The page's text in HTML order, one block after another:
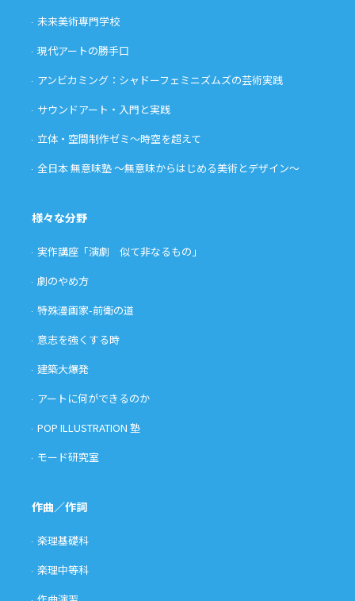
未来美術専門学校
現代アートの勝手口
アンビカミング：シャドーフェミニズムズの芸術実践
サウンドアート・入門と実践
立体・空間制作ゼミ〜時空を超えて
全日本 無意味塾 〜無意味からはじめる美術とデザイン〜
様々な分野
実作講座「演劇 似て非なるもの」
劇のやめ方
特殊漫画家-前衛の道
意志を強くする時
建築大爆発
アートに何ができるのか
POP ILLUSTRATION 塾
モード研究室
作曲／作詞
楽理基礎科
楽理中等科